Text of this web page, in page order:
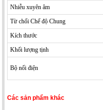
Nhiễu xuyên âm
Từ chối Chế độ Chung
Kích thước
Khối lượng tịnh
Bộ nối điện
Các sản phẩm khác